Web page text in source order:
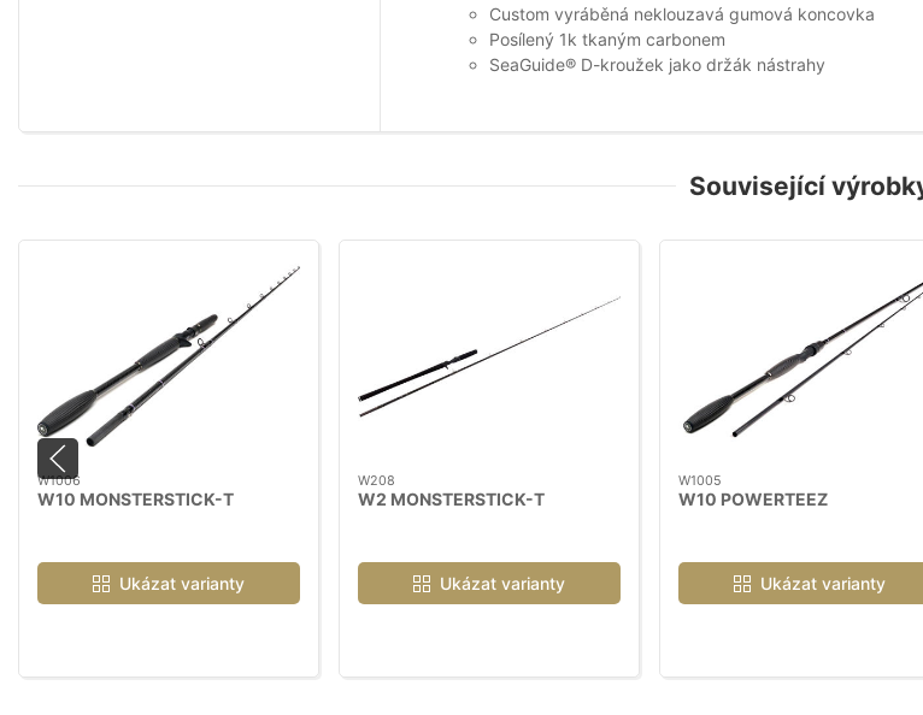
Custom vyráběná neklouzavá gumová koncovka
Posílený 1k tkaným carbonem
SeaGuide® D-kroužek jako držák nástrahy
Související
W1006
W10 MONSTERSTICK-T
Ukázat varianty
W208
W2 MONSTERSTICK-T
Ukázat varianty
W1005
W10 POWERTEEZ
Ukázat varianty